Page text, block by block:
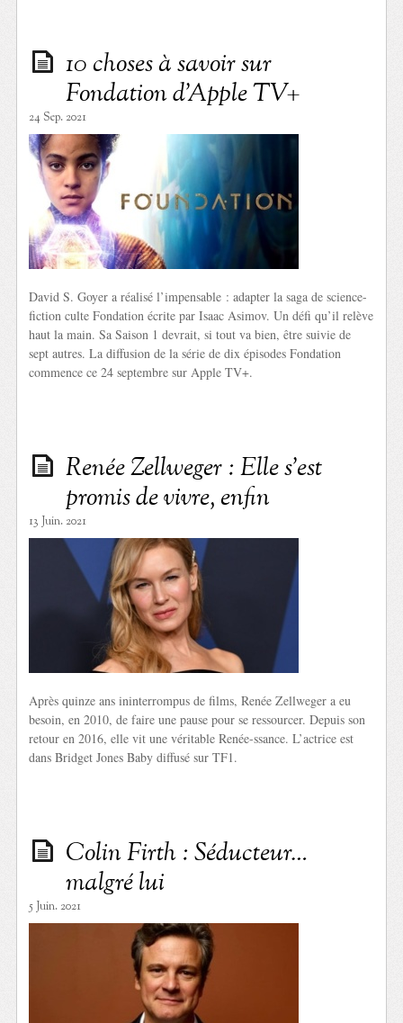
10 choses à savoir sur
Fondation d’Apple TV+
24 Sep. 2021
David S. Goyer a réalisé l’impensable : adapter la saga de science-
fiction culte Fondation écrite par Isaac Asimov. Un défi qu’il relève
haut la main. Sa Saison 1 devrait, si tout va bien, être suivie de
sept autres. La diffusion de la série de dix épisodes Fondation
commence ce 24 septembre sur Apple TV+.
Renée Zellweger : Elle s’est
promis de vivre, enfin
13 Juin. 2021
Après quinze ans ininterrompus de films, Renée Zellweger a eu
besoin, en 2010, de faire une pause pour se ressourcer. Depuis son
retour en 2016, elle vit une véritable Renée-ssance. L’actrice est
dans Bridget Jones Baby diffusé sur TF1.
Colin Firth : Séducteur…
malgré lui
5 Juin. 2021